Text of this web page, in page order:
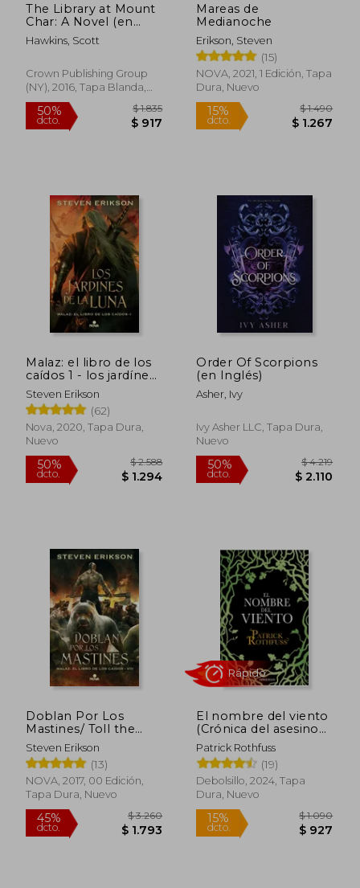
The Library at Mount
Char: A Novel (en
Inglés)
Hawkins, Scott
Crown Publishing Group
(NY), 2016, Tapa Blanda,
Nuevo
dcto.
Mareas de
Medianoche
Erikson, Steven
(15)
NOVA, 2021, 1 Edición, Tapa
Dura, Nuevo
dcto.
Rápido
Malaz: el libro de los
caídos 1 - los jardínes
de la luna
Steven Erikson
(62)
Nova, 2020, Tapa Dura,
Nuevo
Order Of Scorpions
(en Inglés)
Asher, Ivy
Ivy Asher LLC, Tapa Dura,
Nuevo
Doblan Por Los
Mastines/ Toll the
Hounds
Steven Erikson
(13)
NOVA, 2017, 00 Edición,
Tapa Dura, Nuevo
El nombre del viento
(Crónica del asesino
de reyes 1)
Patrick Rothfuss
(19)
Debolsillo, 2024, Tapa
Dura, Nuevo